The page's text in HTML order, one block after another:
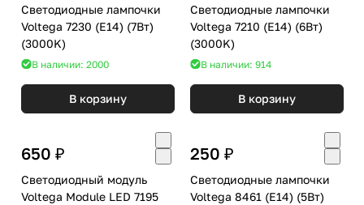
Светодиодные лампочки
Voltega 7230 (E14) (7Вт)
(3000K)
В наличии: 2000
В корзину
Светодиодные лампочки
Voltega 7210 (E14) (6Вт)
(3000K)
В наличии: 914
В корзину
650 ₽
Светодиодный модуль
Voltega Module LED 7195
250 ₽
Светодиодные лампочки
Voltega 8461 (E14) (5Вт)